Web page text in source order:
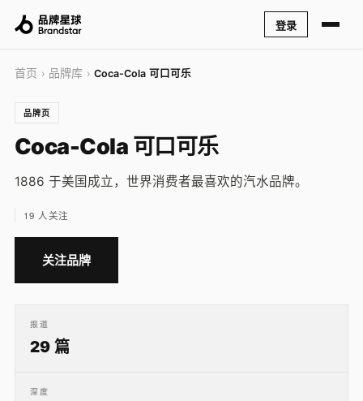
登录
首页 › 品牌库 › Coca-Cola 可口可乐
品牌页
Coca-Cola 可口可乐
1886 于美国成立，世界消费者最喜欢的汽水品牌。
19 人关注
关注品牌
报道
29 篇
深度